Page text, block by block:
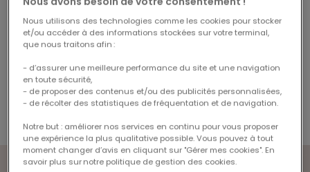
- 10%
21,06 €
Price reduced from
23,40 €to
Nous utilisons des technologies comme les cookies pour stocker
et/ou accéder à des informations stockées sur votre terminal,
que nous traitons afin :
- d’assurer une meilleure performance du site et une navigation
en toute sécurité,
- de proposer des contenus et/ou des publicités personnalisées,
- de récolter des statistiques de fréquentation et de navigation.
Notre but : améliorer nos services en continu pour vous proposer
une expérience la plus qualitative possible. Vous pouvez à tout
moment changer d’avis en cliquant sur "Gérer mes cookies". En
savoir plus sur notre politique de gestion des cookies.